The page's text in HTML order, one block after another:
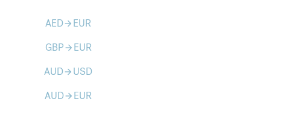
AEDarrow_forward EUR
GBParrow_forward EUR
AUDarrow_forward USD
AUDarrow_forward EUR